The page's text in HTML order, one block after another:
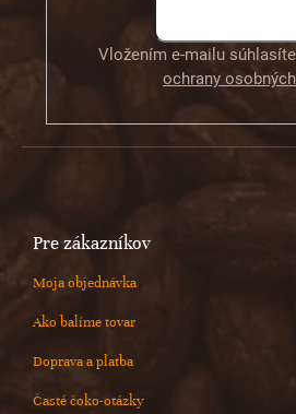
Vložením e-mailu
ochrany
Pre zákazníkov
Moja objednávka
Ako balíme tovar
Doprava a platba
Časté čoko-otázky